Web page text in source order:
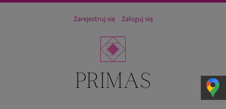
Zarejestruj się Zaloguj się